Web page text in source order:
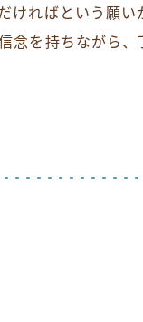
ければという願
念を持ちながら、